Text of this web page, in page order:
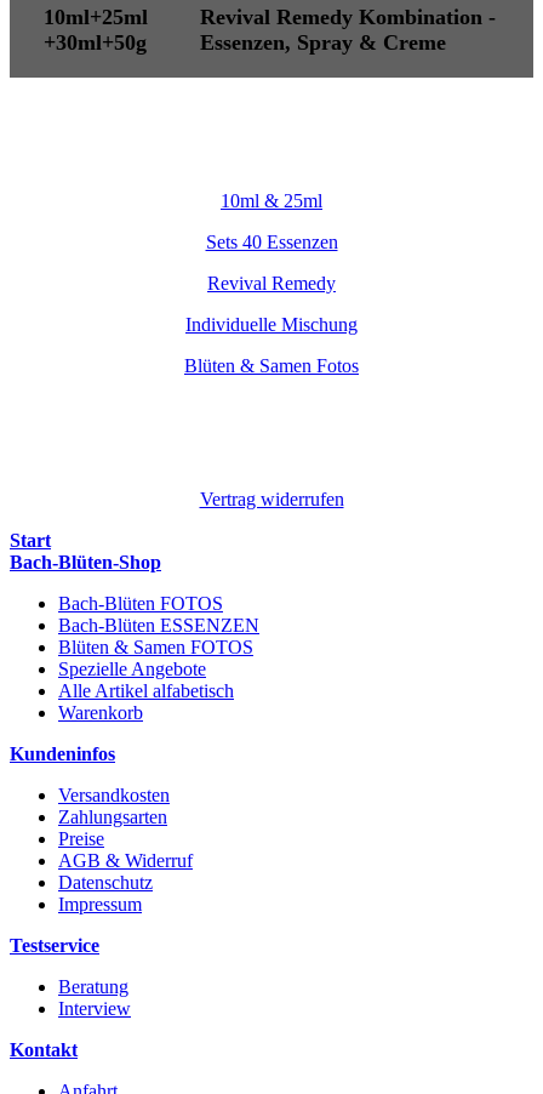
10ml+25ml
+30ml+50g
Revival Remedy Kombination -
Essenzen, Spray & Creme
10ml & 25ml
Sets 40 Essenzen
Revival Remedy
Individuelle Mischung
Blüten & Samen Fotos
Vertrag widerrufen
Start
Bach-Blüten-Shop
Bach-Blüten FOTOS
Bach-Blüten ESSENZEN
Blüten & Samen FOTOS
Spezielle Angebote
Alle Artikel alfabetisch
Warenkorb
Kundeninfos
Versandkosten
Zahlungsarten
Preise
AGB & Widerruf
Datenschutz
Impressum
Testservice
Beratung
Interview
Kontakt